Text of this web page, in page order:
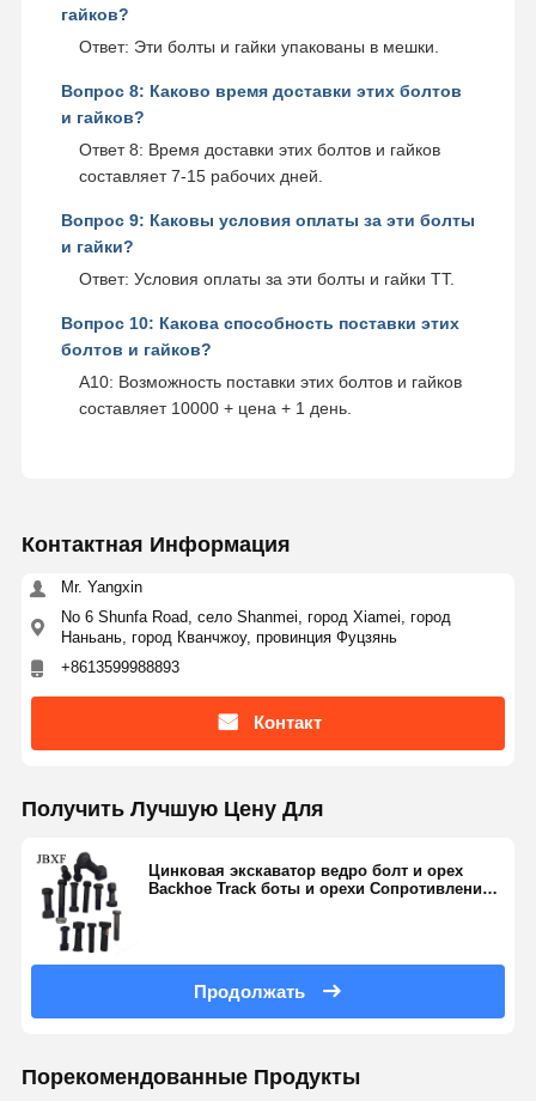
гайков?
Ответ: Эти болты и гайки упакованы в мешки.
Вопрос 8: Каково время доставки этих болтов
и гайков?
Ответ 8: Время доставки этих болтов и гайков
составляет 7-15 рабочих дней.
Вопрос 9: Каковы условия оплаты за эти болты
и гайки?
Ответ: Условия оплаты за эти болты и гайки TT.
Вопрос 10: Какова способность поставки этих
болтов и гайков?
A10: Возможность поставки этих болтов и гайков
составляет 10000 + цена + 1 день.
Контактная Информация
Mr. Yangxin
No 6 Shunfa Road, село Shanmei, город Xiamei, город
Наньань, город Кванчжоу, провинция Фуцзянь
+8613599988893
Контакт
Получить Лучшую Цену Для
Цинковая экскаватор ведро болт и орех
Backhoe Track боты и орехи Сопротивление
Продолжать
Порекомендованные Продукты